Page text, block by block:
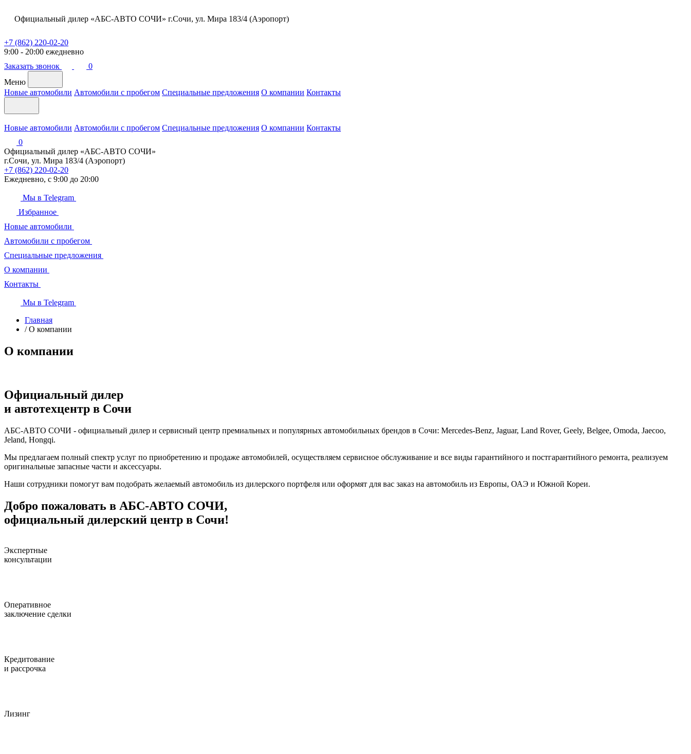
Официальный дилер «АБС-АВТО СОЧИ» г.Сочи, ул. Мира 183/4 (Аэропорт)
+7 (862) 220-02-20
9:00 - 20:00 ежедневно
Заказать звонок
0
Меню
Новые автомобили Автомобили с пробегом Специальные предложения О компании Контакты
Новые автомобили Автомобили с пробегом Специальные предложения О компании Контакты
0
Официальный дилер «АБС-АВТО СОЧИ»
г.Сочи, ул. Мира 183/4 (Аэропорт)
+7 (862) 220-02-20
Ежедневно, с 9:00 до 20:00
Мы в Telegram
Избранное
Новые автомобили
Автомобили с пробегом
Специальные предложения
О компании
Контакты
Мы в Telegram
Главная
/ О компании
О компании
Официальный дилер
и автотехцентр в Сочи
АБС-АВТО СОЧИ - официальный дилер и сервисный центр премиальных и популярных автомобильных брендов в Сочи: Mercedes-Benz, Jaguar, Land Rover, Geely, Belgee, Omoda, Jaecoo,
Jeland, Hongqi.
Мы предлагаем полный спектр услуг по приобретению и продаже автомобилей, осуществляем сервисное обслуживание и все виды гарантийного и постгарантийного ремонта, реализуем
оригинальные запасные части и аксессуары.
Наши сотрудники помогут вам подобрать желаемый автомобиль из дилерского портфеля или оформят для вас заказ на автомобиль из Европы, ОАЭ и Южной Кореи.
Добро пожаловать в АБC-АВТО СОЧИ,
официальный дилерский центр в Сочи!
Экспертные
консультации
Оперативное
заключение сделки
Кредитование
и рассрочка
Лизинг